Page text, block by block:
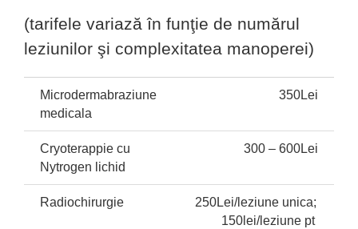
(tarifele variază în funţie de numărul
leziunilor şi complexitatea manoperei)
Microdermabraziune
medicala
350Lei
Cryoterappie cu
Nytrogen lichid
300 – 600Lei
Radiochirurgie
250Lei/leziune unica;
150lei/leziune pt